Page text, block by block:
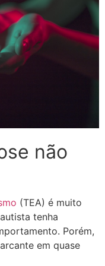
não
(TEA) é muito
tenha
Porém,
em quase